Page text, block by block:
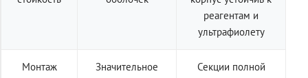
реагентам и
ультрафиолету
Монтаж
Значительное
Секции полной